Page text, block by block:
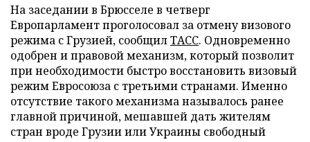
На заседании в Брюсселе в четверг
Европарламент проголосовал за отмену визового
режима с Грузией, сообщилТАСС. Одновременно
одобрен и правовой механизм, который позволит
при необходимости быстро восстановить визовый
режим Евросоюза с третьими странами. Именно
отсутствие такого механизма называлось ранее
главной причиной, мешавшей дать жителям
стран вроде Грузии или Украины свободный